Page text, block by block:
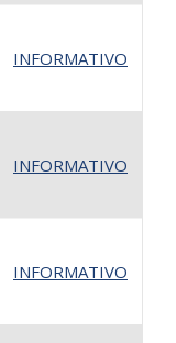
INFORMATIVO
INFORMATIVO
INFORMATIVO